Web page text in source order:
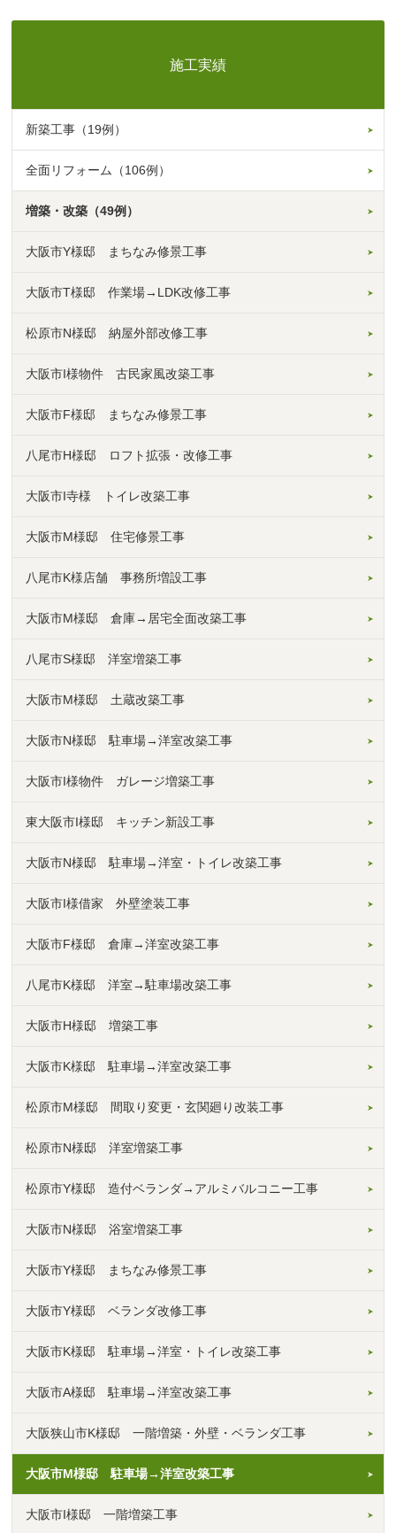
施工実績
新築工事（19例）
全面リフォーム（106例）
増築・改築（49例）
大阪市Y様邸 まちなみ修景工事
大阪市T様邸 作業場→LDK改修工事
松原市N様邸 納屋外部改修工事
大阪市I様物件 古民家風改築工事
大阪市F様邸 まちなみ修景工事
八尾市H様邸 ロフト拡張・改修工事
大阪市I寺様 トイレ改築工事
大阪市M様邸 住宅修景工事
八尾市K様店舗 事務所増設工事
大阪市M様邸 倉庫→居宅全面改築工事
八尾市S様邸 洋室増築工事
大阪市M様邸 土蔵改築工事
大阪市N様邸 駐車場→洋室改築工事
大阪市I様物件 ガレージ増築工事
東大阪市I様邸 キッチン新設工事
大阪市N様邸 駐車場→洋室・トイレ改築工事
大阪市I様借家 外壁塗装工事
大阪市F様邸 倉庫→洋室改築工事
八尾市K様邸 洋室→駐車場改築工事
大阪市H様邸 増築工事
大阪市K様邸 駐車場→洋室改築工事
松原市M様邸 間取り変更・玄関廻り改装工事
松原市N様邸 洋室増築工事
松原市Y様邸 造付ベランダ→アルミバルコニー工事
大阪市N様邸 浴室増築工事
大阪市Y様邸 まちなみ修景工事
大阪市Y様邸 ベランダ改修工事
大阪市K様邸 駐車場→洋室・トイレ改築工事
大阪市A様邸 駐車場→洋室改築工事
大阪狭山市K様邸 一階増築・外壁・ベランダ工事
大阪市M様邸 駐車場→洋室改築工事
大阪市I様邸 一階増築工事